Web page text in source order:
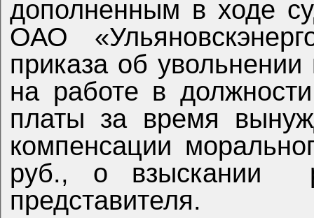
дополненным в ходе
ОАО
приказа об
на работе в
платы за время
компенсации
руб., о взыскании
представителя.